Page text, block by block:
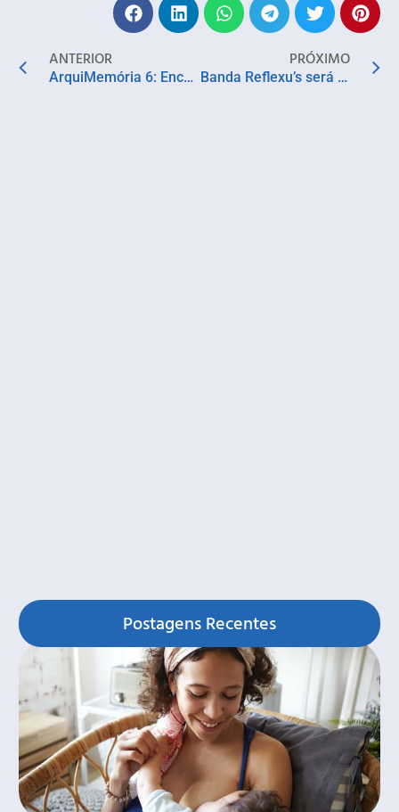
ANTERIOR
ArquiMemória 6: Encontro Internacional sobre Preservação do Patrimônio Edificado é realizado em Salvador
PRÓXIMO
Banda Reflexu’s será atração principal da próxima edição do Culinária Musical
Postagens Recentes